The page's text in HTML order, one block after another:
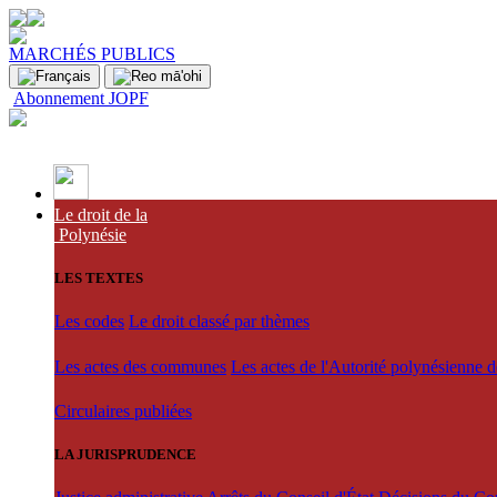
MARCHÉS PUBLICS
Abonnement JOPF
Le droit de la
Polynésie
LES TEXTES
Les codes Le droit classé par thèmes
Les actes des communes Les actes de l'Autorité polynésienne
Circulaires publiées
LA JURISPRUDENCE